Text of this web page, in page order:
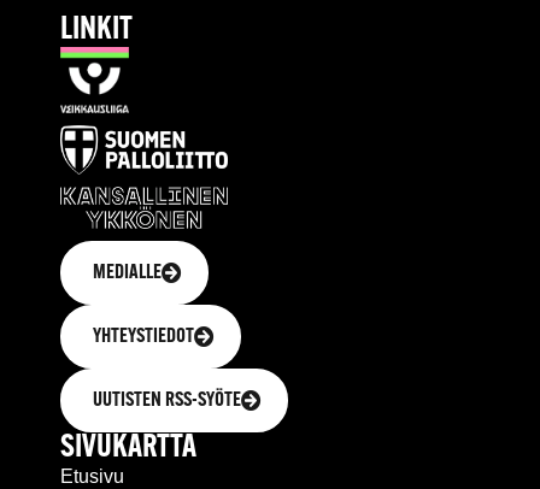
LINKIT
MEDIALLE
YHTEYSTIEDOT
UUTISTEN RSS-SYÖTE
SIVUKARTTA
Etusivu